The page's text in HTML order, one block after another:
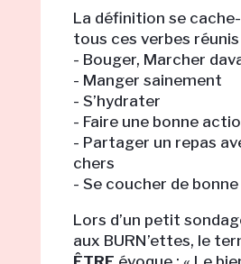
La définition se
tous ces verbes réunis
- Bouger, Marcher
- Manger sainement
- S’hydrater
- Faire une bonne
- Partager un repas
chers
- Se coucher de
Lors d’un petit
aux BURN’ettes, le